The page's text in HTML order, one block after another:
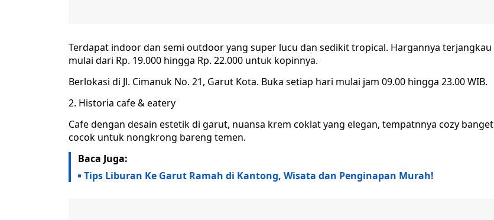
Terdapat indoor dan semi outdoor yang super lucu dan sedikit tropical. Hargannya terjangkau
mulai dari Rp. 19.000 hingga Rp. 22.000 untuk kopinnya.
Berlokasi di Jl. Cimanuk No. 21, Garut Kota. Buka setiap hari mulai jam 09.00 hingga 23.00 WIB.
2. Historia cafe & eatery
Cafe dengan desain estetik di garut, nuansa krem coklat yang elegan, tempatnnya cozy banget
cocok untuk nongkrong bareng temen.
Baca Juga:
Tips Liburan Ke Garut Ramah di Kantong, Wisata dan Penginapan Murah!